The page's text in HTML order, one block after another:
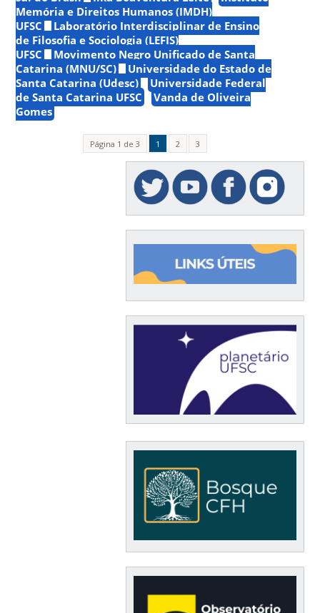
Memória e Direitos Humanos (IMDH)
UFSC
Laboratório Interdisciplinar de Ensino
de Filosofia e Sociologia (LEFIS)
UFSC
Movimento Negro Unificado de Santa
Catarina (MNU/SC)
Universidade do Estado de
Santa Catarina (Udesc)
Universidade Federal
de Santa Catarina UFSC
Vanda de Oliveira
Gomes
Página 1 de 3 1 2 3